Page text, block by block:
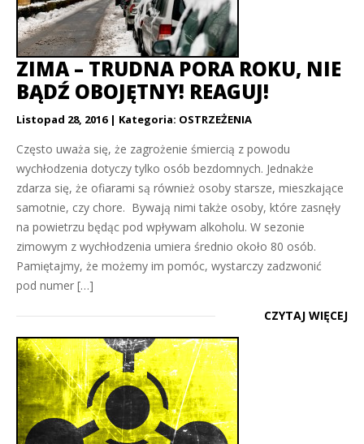
ZIMA – TRUDNA PORA ROKU, NIE
BĄDŹ OBOJĘTNY! REAGUJ!
Listopad 28, 2016 Kategoria: OSTRZEŻENIA
Często uważa się, że zagrożenie śmiercią z powodu
wychłodzenia dotyczy tylko osób bezdomnych. Jednakże
zdarza się, że ofiarami są również osoby starsze, mieszkające
samotnie, czy chore. Bywają nimi także osoby, które zasnęły
na powietrzu będąc pod wpływam alkoholu. W sezonie
zimowym z wychłodzenia umiera średnio około 80 osób.
Pamiętajmy, że możemy im pomóc, wystarczy zadzwonić
pod numer […]
CZYTAJ WIĘCEJ